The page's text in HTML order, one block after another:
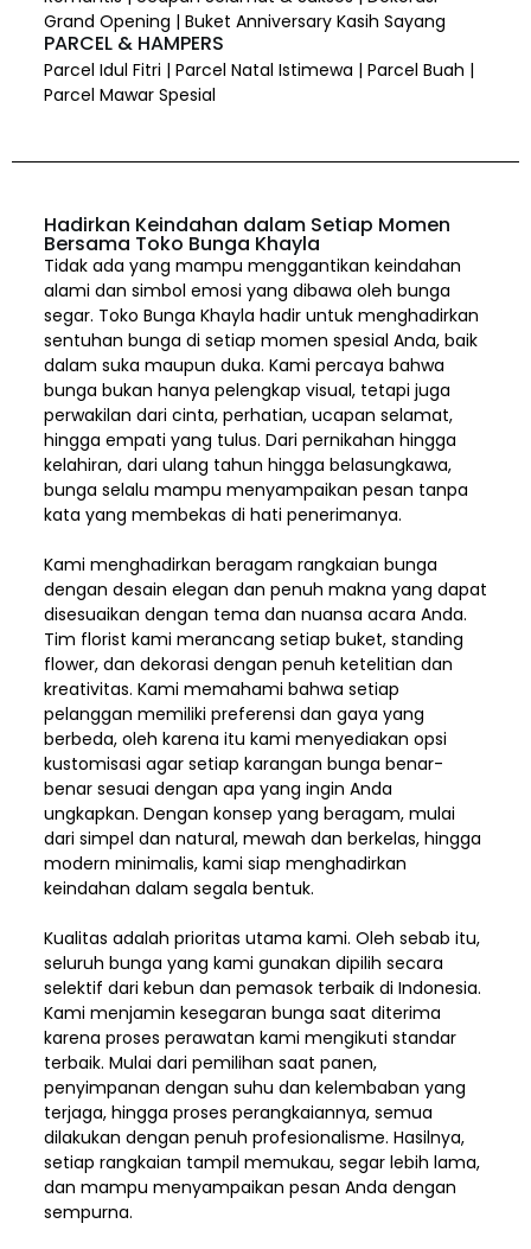
Grand Opening | Buket Anniversary Kasih Sayang
PARCEL & HAMPERS
Parcel Idul Fitri | Parcel Natal Istimewa | Parcel Buah |
Parcel Mawar Spesial
Hadirkan Keindahan dalam Setiap Momen
Bersama Toko Bunga Khayla
Tidak ada yang mampu menggantikan keindahan
alami dan simbol emosi yang dibawa oleh bunga
segar. Toko Bunga Khayla hadir untuk menghadirkan
sentuhan bunga di setiap momen spesial Anda, baik
dalam suka maupun duka. Kami percaya bahwa
bunga bukan hanya pelengkap visual, tetapi juga
perwakilan dari cinta, perhatian, ucapan selamat,
hingga empati yang tulus. Dari pernikahan hingga
kelahiran, dari ulang tahun hingga belasungkawa,
bunga selalu mampu menyampaikan pesan tanpa
kata yang membekas di hati penerimanya.
Kami menghadirkan beragam rangkaian bunga
dengan desain elegan dan penuh makna yang dapat
disesuaikan dengan tema dan nuansa acara Anda.
Tim florist kami merancang setiap buket, standing
flower, dan dekorasi dengan penuh ketelitian dan
kreativitas. Kami memahami bahwa setiap
pelanggan memiliki preferensi dan gaya yang
berbeda, oleh karena itu kami menyediakan opsi
kustomisasi agar setiap karangan bunga benar-
benar sesuai dengan apa yang ingin Anda
ungkapkan. Dengan konsep yang beragam, mulai
dari simpel dan natural, mewah dan berkelas, hingga
modern minimalis, kami siap menghadirkan
keindahan dalam segala bentuk.
Kualitas adalah prioritas utama kami. Oleh sebab itu,
seluruh bunga yang kami gunakan dipilih secara
selektif dari kebun dan pemasok terbaik di Indonesia.
Kami menjamin kesegaran bunga saat diterima
karena proses perawatan kami mengikuti standar
terbaik. Mulai dari pemilihan saat panen,
penyimpanan dengan suhu dan kelembaban yang
terjaga, hingga proses perangkaiannya, semua
dilakukan dengan penuh profesionalisme. Hasilnya,
setiap rangkaian tampil memukau, segar lebih lama,
dan mampu menyampaikan pesan Anda dengan
sempurna.